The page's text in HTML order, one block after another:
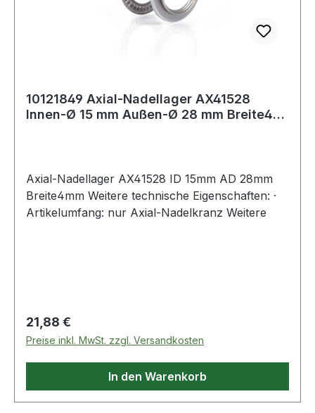
10121849 Axial-Nadellager AX41528
Innen-Ø 15 mm Außen-Ø 28 mm Breite4
Axial-Nadellager AX41528 ID 15mm AD 28mm
Breite4mm Weitere technische Eigenschaften: ·
Artikelumfang: nur Axial-Nadelkranz Weitere
Regulärer Preis:
21,88 €
Preise inkl. MwSt. zzgl. Versandkosten
In den Warenkorb